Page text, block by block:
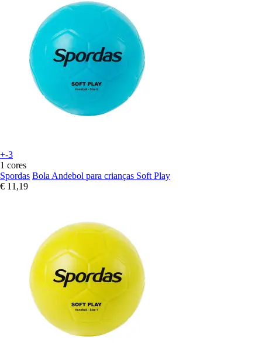
+-3
1 cores
Spordas Bola Andebol para crianças Soft Play
€ 11,19